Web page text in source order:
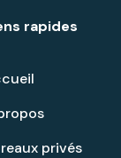
rapides
privés